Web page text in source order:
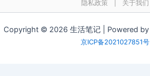
隐私政策 关于我们
Copyright © 2026 生活笔记 | Powered by
京ICP备2021027851号